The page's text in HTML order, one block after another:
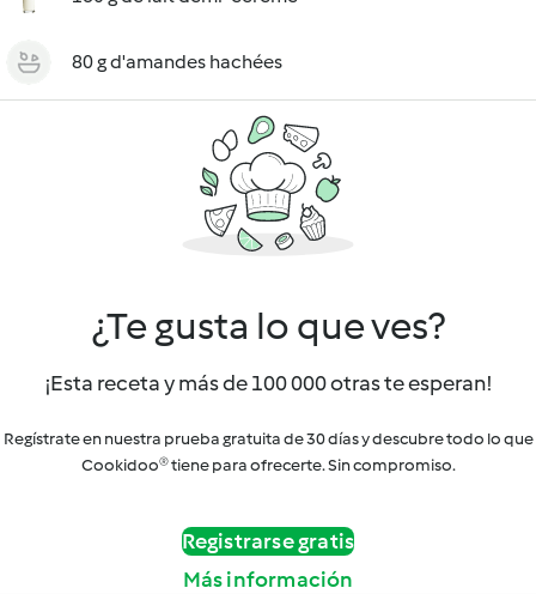
80 g d'amandes hachées
¿Te gusta lo que ves?
¡Esta receta y más de 100 000 otras te esperan!
Regístrate en nuestra prueba gratuita de 30 días y descubre todo lo que
Cookidoo® tiene para ofrecerte. Sin compromiso.
Registrarse gratis
Más información